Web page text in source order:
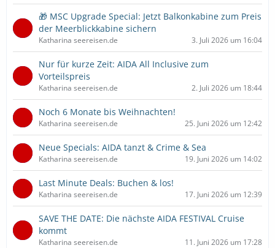
g
🎁 MSC Upgrade Special: Jetzt Balkonkabine zum Preis
der Meerblickkabine sichern
Katharina seereisen.de 3. Juli 2026 um 16:04
Nur für kurze Zeit: AIDA All Inclusive zum
Vorteilspreis
Katharina seereisen.de 2. Juli 2026 um 18:44
Noch 6 Monate bis Weihnachten!
Katharina seereisen.de 25. Juni 2026 um 12:42
Neue Specials: AIDA tanzt & Crime & Sea
Katharina seereisen.de 19. Juni 2026 um 14:02
Last Minute Deals: Buchen & los!
Katharina seereisen.de 17. Juni 2026 um 12:39
SAVE THE DATE: Die nächste AIDA FESTIVAL Cruise
kommt
Katharina seereisen.de 11. Juni 2026 um 17:28